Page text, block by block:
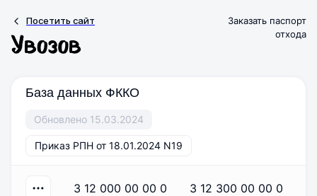
Посетить сайт
Заказать паспорт
отхода
База данных ФККО
Обновлено 15.03.2024
Приказ РПН от 18.01.2024 N19
3 12 000 00 00 0 3 12 300 00 00 0